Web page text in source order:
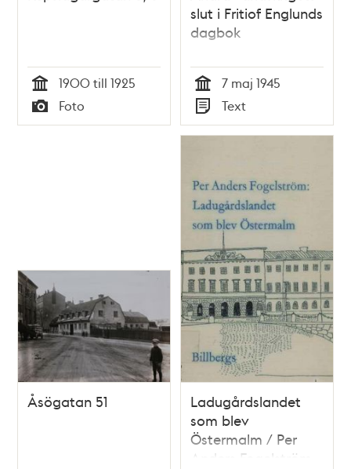
Tid
1900 till 1925
Typ
Foto
slut i Fritiof Englunds
dagbok
Tid
7 maj 1945
Typ
Text
Åsögatan 51
Ladugårdslandet
som blev
Östermalm / Per
Anders Fogelström